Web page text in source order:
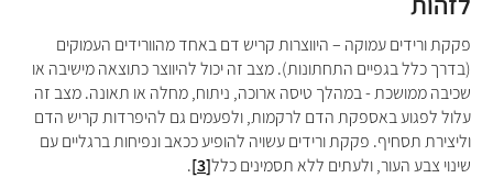
פקקת ורידים עמוקה –היווצרות קריש דם באחד מהוורידים העמוקים
(בדרך כלל בגפיים התחתונות). מצב זה יכול להיווצר כתוצאה מישיבה או
שכיבה ממושכת - במהלך טיסה ארוכה, ניתוח, מחלה או תאונה. מצב זה
עלול לפגוע באספקת הדם לרקמות, ולפעמים גם להיפרדות קריש הדם
וליצירת תסחיף. פקקת ורידים עשויה להופיע ככאב ונפיחות ברגליים עם
שינוי צבע העור, ולעתים ללא תסמינים כלל[3]
.